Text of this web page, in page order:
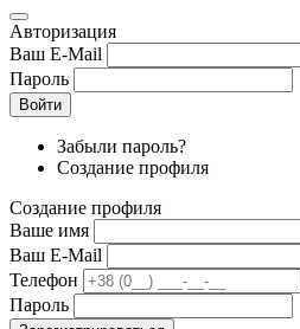
Авторизация
Ваш E-Mail
Пароль
Войти
Забыли пароль?
Создание профиля
Создание профиля
Ваше имя
Ваш E-Mail
Телефон
Пароль